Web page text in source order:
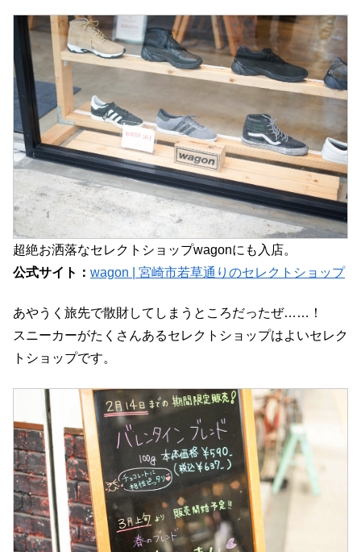
超絶お洒落なセレクトショップwagonにも入店。
公式サイト： wagon | 宮崎市若草通りのセレクトショップ
あやうく旅先で散財してしまうところだったぜ……！
スニーカーがたくさんあるセレクトショップはよいセレク
トショップです。